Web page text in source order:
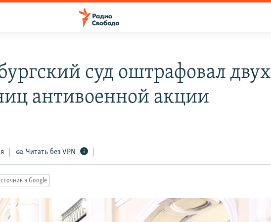
суд оштрафовал двух
антивоенной акции
Читать без VPN
в Google